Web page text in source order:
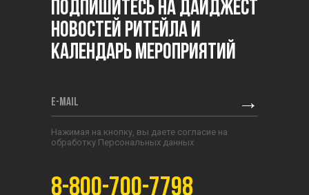
Подпишитесь на дайджест
новостей ритейла и
календарь мероприятий
8-800-700-7798
→
Нажимая на кнопку, вы даете согласие на
обработку Персональных данных